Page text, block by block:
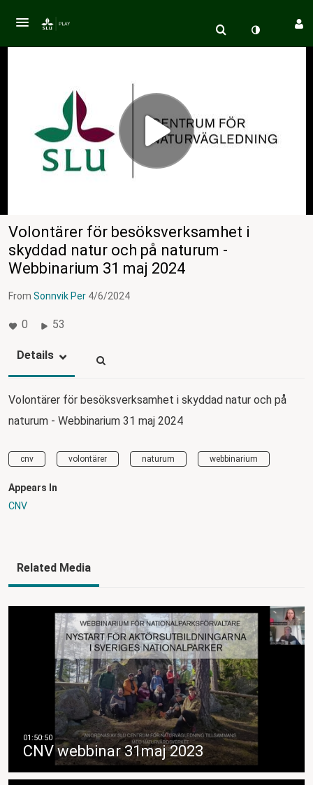
Volontärer för besöksverksamhet i
skyddad natur och på naturum -
Webbinarium 31 maj 2024
From Sonnvik Per 4/6/2024
0 53
Details
Volontärer för besöksverksamhet i skyddad natur och på
naturum - Webbinarium 31 maj 2024
cnv volontärer naturum webbinarium
Appears In
CNV
Related Media
CNV webbinar 31maj 2023